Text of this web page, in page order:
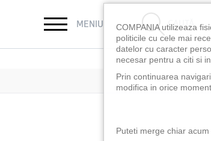
MENIU CAUTĂ
COMPANIA utilizeaza
politicile cu cele mai
datelor cu caracter
necesar pentru a citi si
Prin continuarea
modifica in orice
Puteti merge chiar